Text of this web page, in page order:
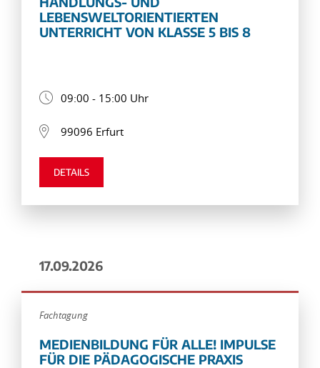
LEBENSWELTORIENTIERTEN
UNTERRICHT VON KLASSE 5 BIS 8
09:00 - 15:00 Uhr
99096 Erfurt
DETAILS
17.09.2026
Fachtagung
MEDIENBILDUNG FÜR ALLE! IMPULSE
FÜR DIE PÄDAGOGISCHE PRAXIS